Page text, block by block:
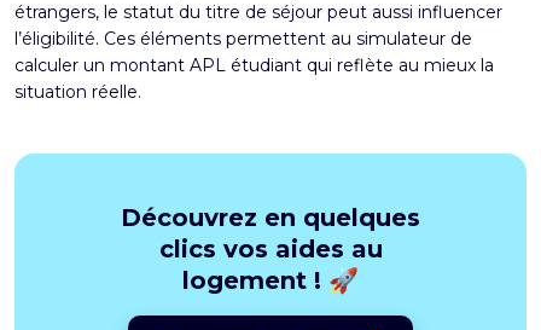
étrangers, le statut du titre de séjour peut aussi influencer
l’éligibilité. Ces éléments permettent au simulateur de
calculer un montant APL étudiant qui reflète au mieux la
situation réelle.
Découvrez en quelques
clics vos aides au
logement ! 🚀